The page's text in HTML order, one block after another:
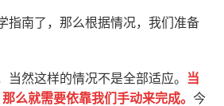
指南了，那么根据情况，我们准备
然这样的情况不是全部适应。
当
么就需要依靠我们手动来完成。 今